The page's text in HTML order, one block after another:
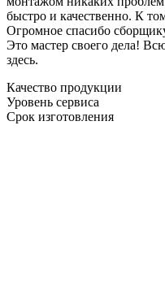
быстро и качественно. К
Огромное спасибо
Это мастер своего дела!
здесь.
Качество продукции
Уровень сервиса
Срок изготовления